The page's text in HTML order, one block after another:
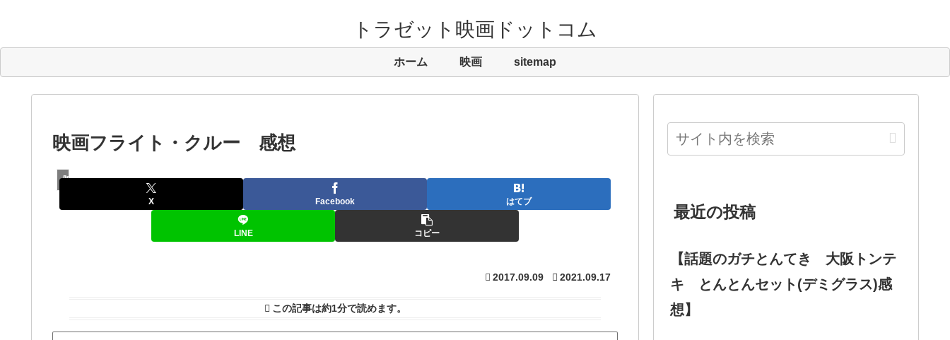
トラゼット映画ドットコム
ホーム 映画 sitemap
映画フライト・クルー 感想
映画
X Facebook はてブ
LINE コピー
2017.09.09 2021.09.17
この記事は約1分で読めます。
最近の投稿
【話題のガチとんてき 大阪トンテ
キ とんとんセット(デミグラス)感
想】